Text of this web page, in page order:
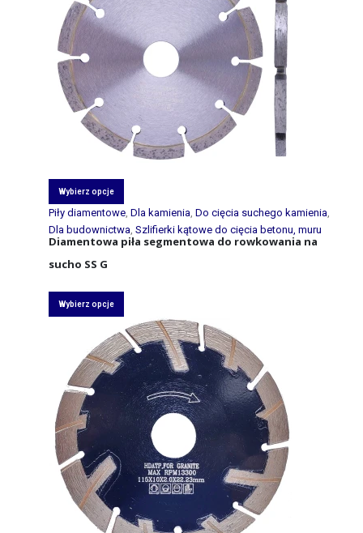
Wybierz opcje
Piły diamentowe, Dla kamienia Do cięcia suchego kamienia
Dla budownictwa Szlifierki kątowe do cięcia betonu, muru
Diamentowa piła segmentowa do rowkowania na
sucho SS G
Wybierz opcje